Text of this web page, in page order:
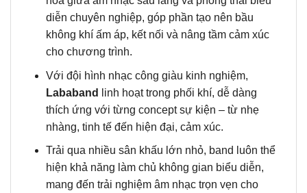
diễn chuyên nghiệp, góp phần tạo nên bầu
không khí ấm áp, kết nối và nâng tầm cảm xúc
cho chương trình.
Với đội hình nhạc công giàu kinh nghiệm,
Lababand
linh hoạt trong phối khí, dễ dàng
thích ứng với từng concept sự kiện – từ nhẹ
nhàng, tinh tế đến hiện đại, cảm xúc.
Trải qua nhiều sân khấu lớn nhỏ, band luôn thể
hiện khả năng làm chủ không gian biểu diễn,
mang đến trải nghiệm âm nhạc trọn vẹn cho